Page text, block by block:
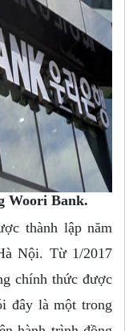
Woori Bank.
thành lập năm
Nội. Từ 1/2017
chính thức được
đây là một trong